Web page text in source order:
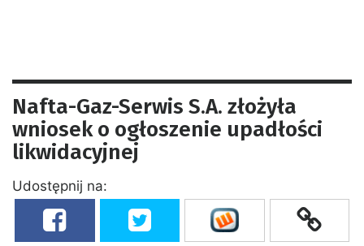
Nafta-Gaz-Serwis S.A. złożyła
wniosek o ogłoszenie upadłości
likwidacyjnej
Udostępnij na: